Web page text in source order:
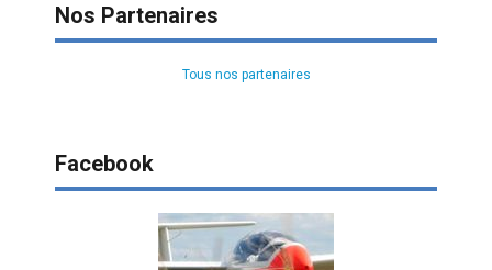
Nos Partenaires
Tous nos partenaires
Facebook